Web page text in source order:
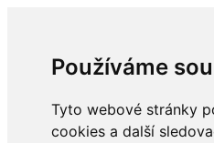
Používáme
Tyto webové stránky
cookies a další